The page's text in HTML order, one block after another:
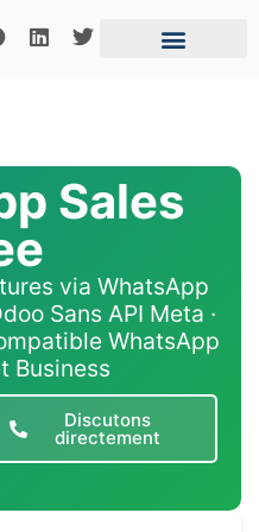
Sales
via WhatsApp
Sans API Meta ·
WhatsApp
Business
Discutons
directement